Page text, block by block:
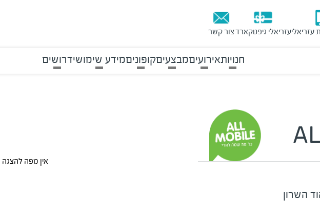
עזריאליעזריאלי גיפטקארדצור קשר
חנויותאירועיםמבצעיםקופוניםמידע שימושידרושים
השרון
אין מפה להצגה